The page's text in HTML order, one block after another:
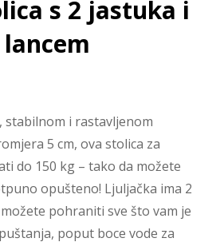
s 2 jastuka i
stabilnom i rastavljenom
5 cm, ova stolica za
do 150 kg – tako da možete
opušteno! Ljuljačka ima 2
pohraniti sve što vam je
poput boce vode za